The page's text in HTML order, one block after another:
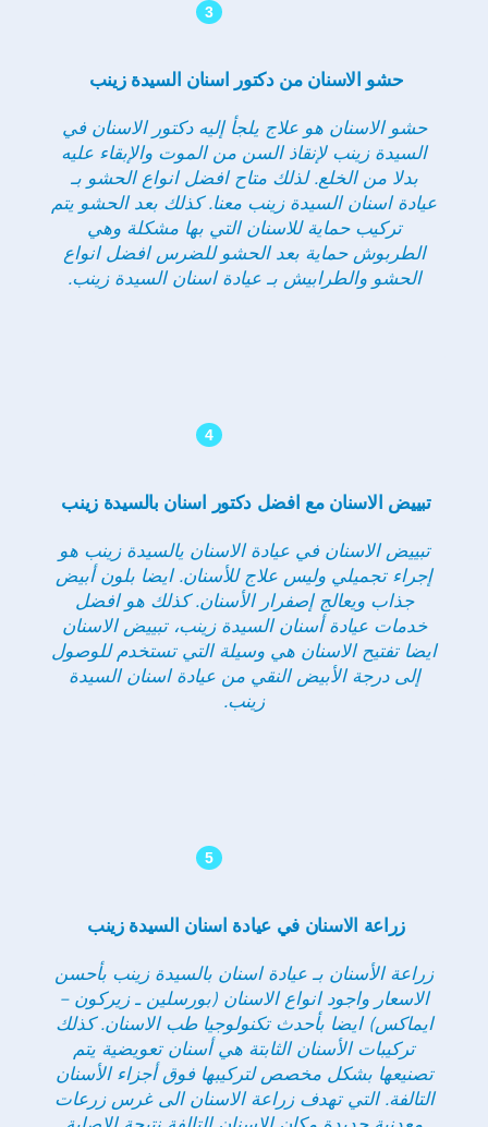
3
حشو الاسنان من دكتور اسنان السيدة زينب
حشو الاسنان هو علاج يلجأ إليه دكتور الاسنان في
السيدة زينب لإنقاذ السن من الموت والإبقاء عليه
بدلا من الخلع. لذلك متاح افضل انواع الحشو بـ
عيادة اسنان السيدة زينب معنا. كذلك بعد الحشو يتم
تركيب حماية للاسنان التي بها مشكلة وهي
الطربوش حماية بعد الحشو للضرس افضل انواع
الحشو والطرابيش بـ عيادة اسنان السيدة زينب.
4
تبييض الاسنان مع افضل دكتور اسنان بالسيدة زينب
تبييض الاسنان في عيادة الاسنان يالسيدة زينب هو
إجراء تجميلي وليس علاج للأسنان. ايضا بلون أبيض
جذاب ويعالج إصفرار الأسنان. كذلك هو افضل
خدمات عيادة أسنان السيدة زينب، تبييض الاسنان
ايضا تفتيح الاسنان هي وسيلة التي تستخدم للوصول
إلى درجة الأبيض النقي من عيادة اسنان السيدة
زينب.
5
زراعة الاسنان في عيادة اسنان السيدة زينب
زراعة الأسنان بـ عيادة اسنان بالسيدة زينب بأحسن
الاسعار واجود انواع الاسنان (بورسلين ـ زيركون –
ايماكس) ايضا بأحدث تكنولوجيا طب الاسنان. كذلك
تركيبات الأسنان الثابتة هي أسنان تعويضية يتم
تصنيعها بشكل مخصص لتركيبها فوق أجزاء الأسنان
التالفة. التي تهدف زراعة الاسنان الى غرس زرعات